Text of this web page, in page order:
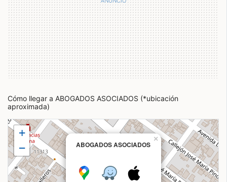
Cómo llegar a ABOGADOS ASOCIADOS (*ubicación
aproximada)
ABOGADOS ASOCIADOS
×
+
−